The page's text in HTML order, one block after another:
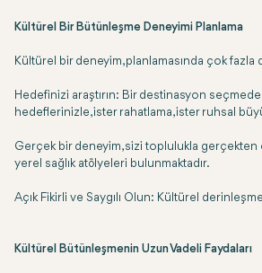
Kültürel Bir Bütünleşme Deneyimi Planlama
Kültürel bir deneyim, planlamasında çok
Hedefinizi araştırın: Bir destinasyon
hedeflerinizle, ister rahatlama, ister ruhsal
Gerçek bir deneyim, sizi toplulukla gerçekten
yerel sağlık atölyeleri bulunmaktadır.
Açık Fikirli ve Saygılı Olun: Kültürel
Kültürel Bütünleşmenin Uzun Vadeli Faydaları